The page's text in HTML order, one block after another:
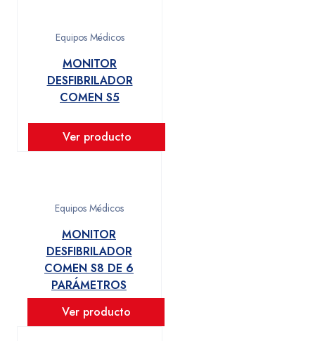
Equipos Médicos
MONITOR
DESFIBRILADOR
COMEN S5
Ver producto
Equipos Médicos
MONITOR
DESFIBRILADOR
COMEN S8 DE 6
PARÁMETROS
Ver producto